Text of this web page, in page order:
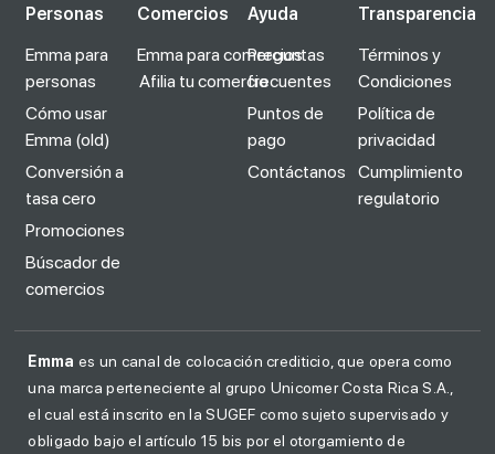
Personas
Emma para
personas
Cómo usar
Emma (old)
Conversión a
tasa cero
Promociones
Búscador de
comercios
Comercios
Emma para comercios
Afilia tu comercio
Ayuda
Preguntas
frecuentes
Puntos de
pago
Contáctanos
Transparencia
Términos y
Condiciones
Política de
privacidad
Cumplimiento
regulatorio
Emma es un canal de colocación crediticio, que opera como
una marca perteneciente al grupo Unicomer Costa Rica S.A.,
el cual está inscrito en la SUGEF como sujeto supervisado y
obligado bajo el artículo 15 bis por el otorgamiento de